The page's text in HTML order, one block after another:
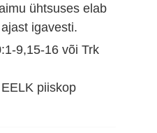
ühtsuses elab
igavesti.
9,15-16 või Trk
piiskop